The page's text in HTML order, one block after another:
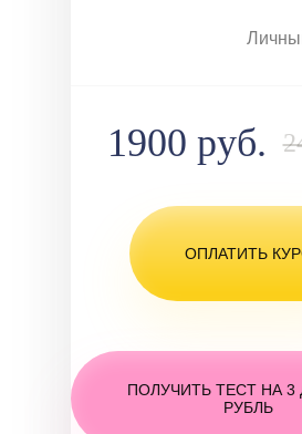
1900 руб.
ОПЛАТИТЬ
ПОЛУЧИТЬ ТЕСТ НА 3
РУБЛЬ